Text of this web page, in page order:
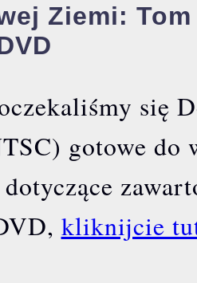
Ziemi:
się
gotowe do
kliknijcie